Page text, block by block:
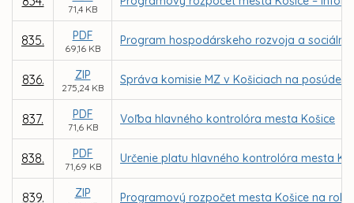
71,4 KB
835. PDF
69,16 KB
Program hospodárskeho rozvoja a
836. ZIP
275,24 KB
Správa komisie MZ v Košiciach na
837. PDF
71,6 KB
Voľba hlavného kontrolóra mesta Košice
838. PDF
71,69 KB
Určenie platu hlavného kontrolóra mesta
839. ZIP Programový rozpočet mesta Košice na roky